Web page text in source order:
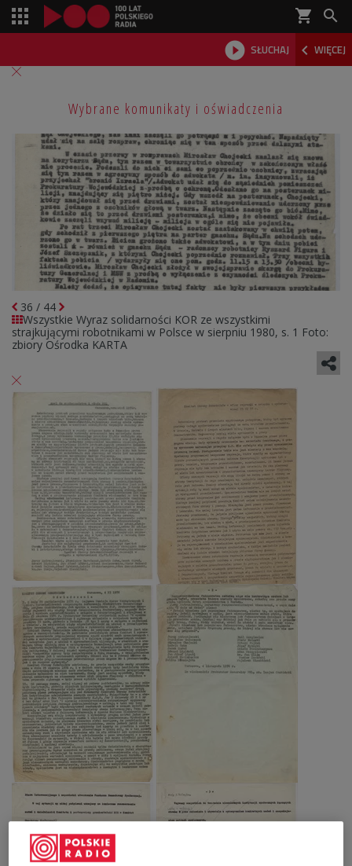
shopping_cart 
 SŁUCHAJ  WIĘCEJ

Wybrane komunikaty i oświadczenia
36 / 44
Wszystkie Wyraz solidarności KOR ze wszystkimi
strajkującymi robotnikami w Polsce w sierpniu 1980, s. 1 Foto:
zbiory Ośrodka KARTA